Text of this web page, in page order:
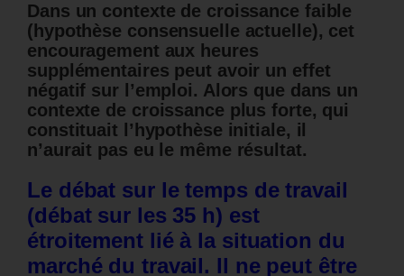
Dans un contexte de croissance faible
(hypothèse consensuelle actuelle), cet
encouragement aux heures
supplémentaires peut avoir un effet
négatif sur l’emploi. Alors que dans un
contexte de croissance plus forte, qui
constituait l’hypothèse initiale, il
n’aurait pas eu le même résultat.
Le débat sur le temps de travail
(débat sur les 35 h) est
étroitement lié à la situation du
marché du travail. Il ne peut être